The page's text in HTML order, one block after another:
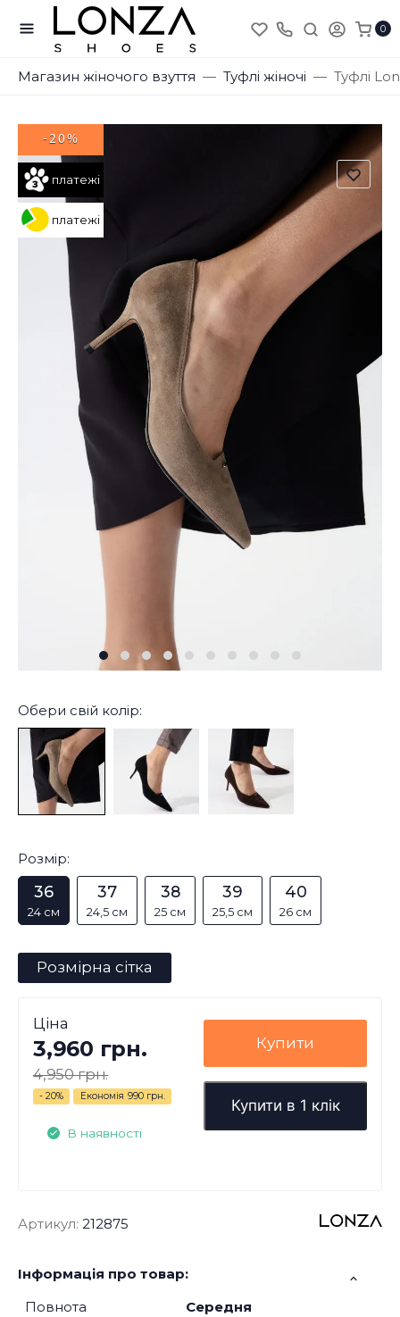
0
Магазин жіночого взуття Туфлі жіночі Туфлі
платежі
платежі
-20%
Обери свій колір:
Розмір:
36
24 см
37
24,5 см
38
25 см
39
25,5 см
40
26 см
Розмірна сітка
Ціна
3,960 грн.
4,950 грн.
- 20% Економія 990 грн.
В наявності
Купити
Купити в 1 клік
Артикул: 212875
Інформація про товар:
Повнота
Середня